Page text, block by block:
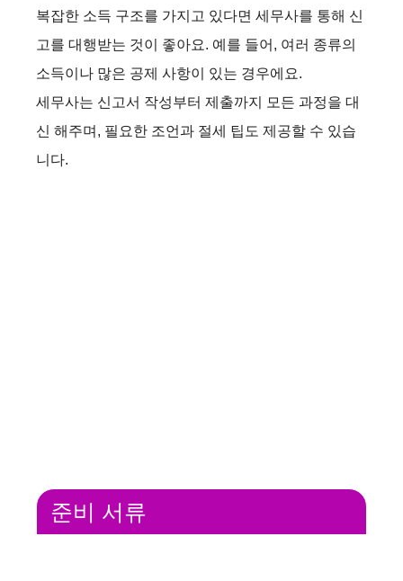
복잡한 소득 구조를 가지고 있다면 세무사를 통해 신
고를 대행받는 것이 좋아요. 예를 들어, 여러 종류의
소득이나 많은 공제 사항이 있는 경우에요.
세무사는 신고서 작성부터 제출까지 모든 과정을 대
신 해주며, 필요한 조언과 절세 팁도 제공할 수 있습
니다.
준비 서류